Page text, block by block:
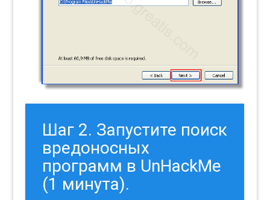
Шаг 2. Запустите поиск
вредоносных
программ в UnHackMe
(1 минута).